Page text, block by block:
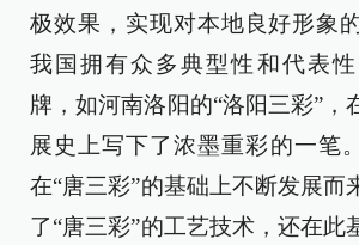
极效果，实现对本地良好形象
我国拥有众多典型性和代表
牌，如河南洛阳的“洛阳三彩”，
展史上写下了浓墨重彩的一笔
在“唐三彩”的基础上不断发展而
了“唐三彩”的工艺技术，还在此